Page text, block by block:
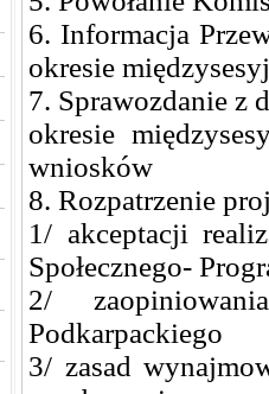
6. Informacja
okresie
7. Sprawozdanie z
okresie
wniosków
8. Rozpatrzenie
1/ akceptacji
Społecznego-
2/
Podkarpackiego
3/ zasad